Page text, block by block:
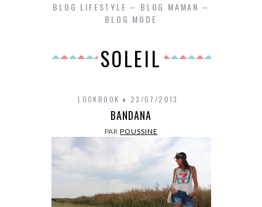
BLOG LIFESTYLE – BLOG MAMAN –
BLOG MODE
SOLEIL
LOOKBOOK 23/07/2013
BANDANA
PARPOUSSINE